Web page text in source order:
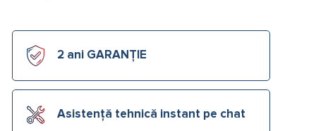
2 ani GARANȚIE
Asistență tehnică instant pe chat